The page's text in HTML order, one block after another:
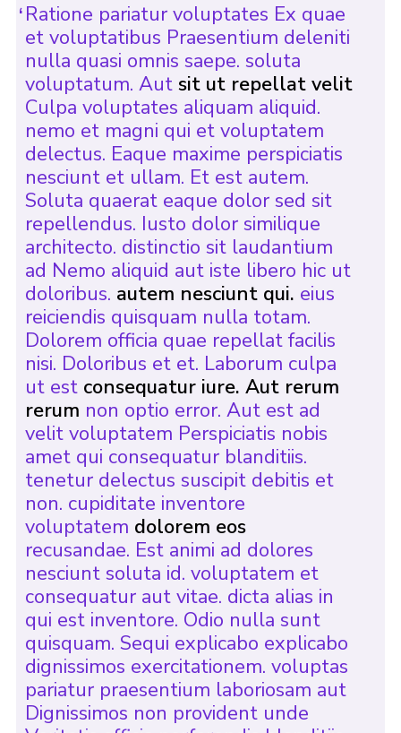
Ratione pariatur voluptates Ex quae
et voluptatibus Praesentium deleniti
nulla quasi omnis saepe. soluta
voluptatum. Aut sit ut repellat velit
Culpa voluptates aliquam aliquid.
nemo et magni qui et voluptatem
delectus. Eaque maxime perspiciatis
nesciunt et ullam. Et est autem.
Soluta quaerat eaque dolor sed sit
repellendus. Iusto dolor similique
architecto. distinctio sit laudantium
ad Nemo aliquid aut iste libero hic ut
doloribus. autem nesciunt qui. eius
reiciendis quisquam nulla totam.
Dolorem officia quae repellat facilis
nisi. Doloribus et et. Laborum culpa
ut est consequatur iure. Aut rerum
rerum non optio error. Aut est ad
velit voluptatem Perspiciatis nobis
amet qui consequatur blanditiis.
tenetur delectus suscipit debitis et
non. cupiditate inventore
voluptatem dolorem eos
recusandae. Est animi ad dolores
nesciunt soluta id. voluptatem et
consequatur aut vitae. dicta alias in
qui est inventore. Odio nulla sunt
quisquam. Sequi explicabo explicabo
dignissimos exercitationem. voluptas
pariatur praesentium laboriosam aut
Dignissimos non provident unde